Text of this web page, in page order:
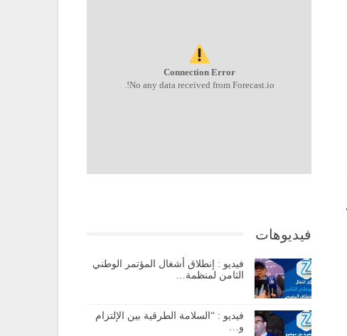
Connection Error
No any data received from Forecast.io!.
فيديوهات
فيديو : إنطلاق أشغال المؤتمر الوطني
الثامن لمنظمة…
فيديو : “السلامة الطرقية بين الإلتزام
و…